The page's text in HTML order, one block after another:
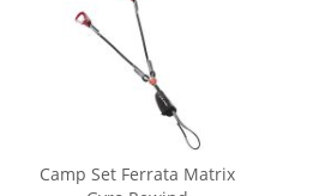
Camp Set Ferrata Matrix